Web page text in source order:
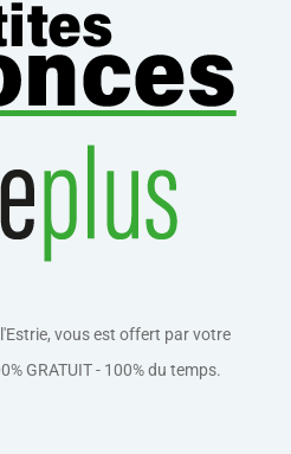
vous est offert par votre
GRATUIT - 100% du temps.